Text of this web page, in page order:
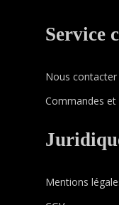
Service
Nous contacter
Commandes et
Mentions